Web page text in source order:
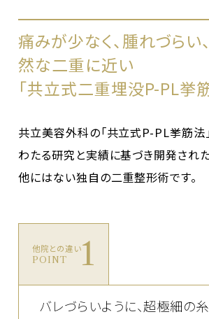
痛みが少なく、腫れづらい
然な二重に近い
「共立式二重埋没P-PL挙
共立美容外科の「共立式P-PL挙筋法
わたる研究と実績に基づき開発された
他にはない独自の二重整形術です。
他院との違い
POINT 1
バレづらいように、超極細の